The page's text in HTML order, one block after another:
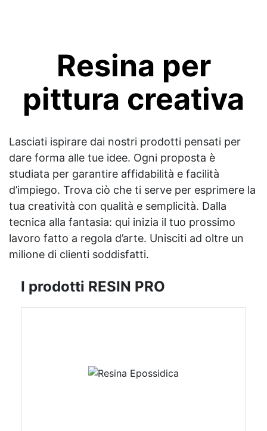
Resina per
pittura creativa
Lasciati ispirare dai nostri prodotti pensati per
dare forma alle tue idee. Ogni proposta è
studiata per garantire affidabilità e facilità
d’impiego. Trova ciò che ti serve per esprimere la
tua creatività con qualità e semplicità. Dalla
tecnica alla fantasia: qui inizia il tuo prossimo
lavoro fatto a regola d’arte. Unisciti ad oltre un
milione di clienti soddisfatti.
I prodotti RESIN PRO